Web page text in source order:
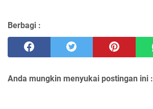
Berbagi :
Anda mungkin menyukai postingan ini :